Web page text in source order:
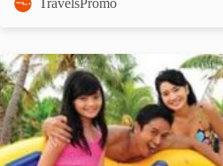
TravelsPromo